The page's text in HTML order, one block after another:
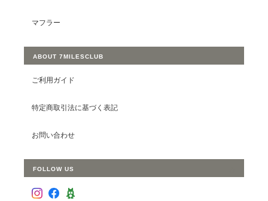
マフラー
ABOUT 7MILESCLUB
ご利用ガイド
特定商取引法に基づく表記
お問い合わせ
FOLLOW US